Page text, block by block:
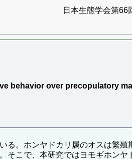
日本生態学会第66
behavior over precopulatory
。ホンヤドカリ属のオスは繁殖
そこで、本研究ではヨモギホンヤ